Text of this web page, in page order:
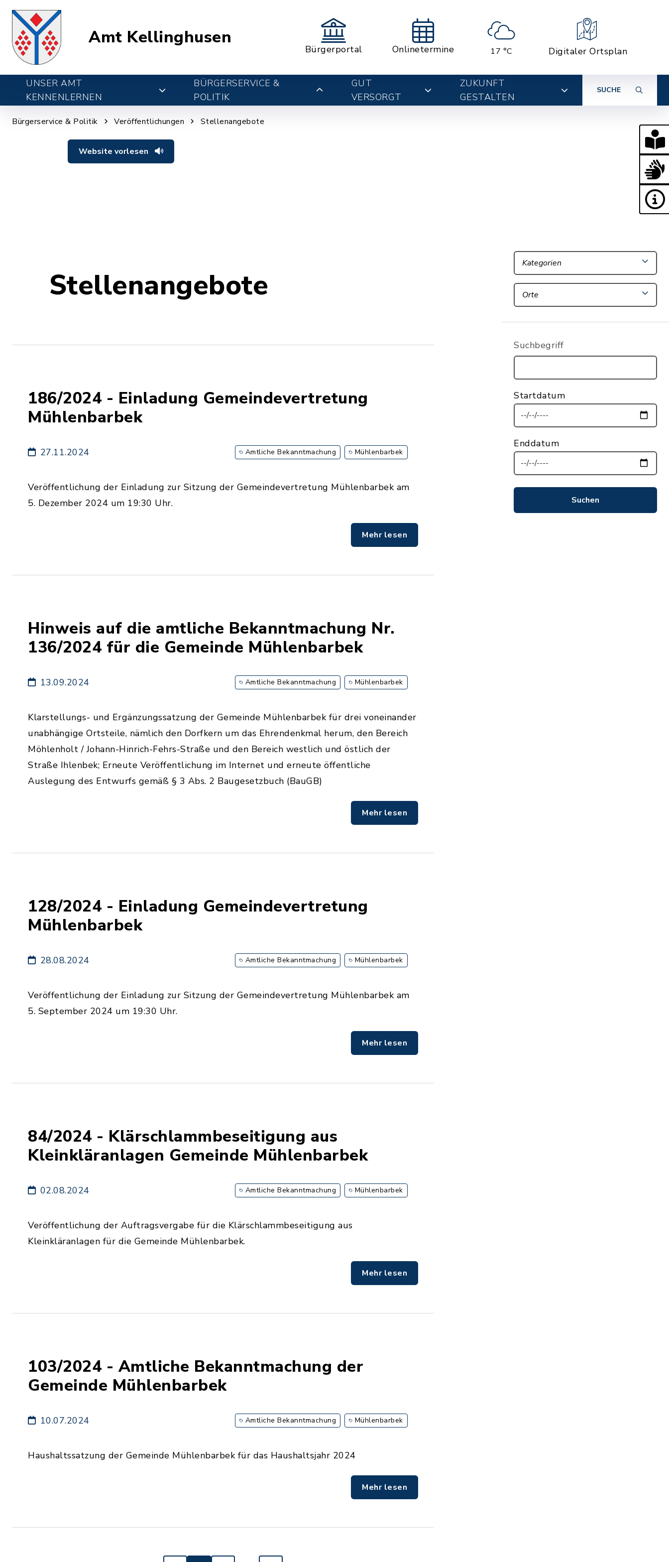
Amt Kellinghusen
Bürgerportal Onlinetermine 17 °C Digitaler Ortsplan
UNSER AMT
KENNENLERNEN
BÜRGERSERVICE &
POLITIK
GUT
VERSORGT
ZUKUNFT
GESTALTEN
SUCHE
Bürgerservice & Politik Veröffentlichungen Stellenangebote
Website vorlesen
Stellenangebote
186/2024 - Einladung Gemeindevertretung
Mühlenbarbek
27.11.2024 Amtliche Bekanntmachung Mühlenbarbek
Veröffentlichung der Einladung zur Sitzung der Gemeindevertretung Mühlenbarbek am
5. Dezember 2024 um 19:30 Uhr.
Mehr lesen
Hinweis auf die amtliche Bekanntmachung Nr.
136/2024 für die Gemeinde Mühlenbarbek
13.09.2024 Amtliche Bekanntmachung Mühlenbarbek
Klarstellungs- und Ergänzungssatzung der Gemeinde Mühlenbarbek für drei voneinander
unabhängige Ortsteile, nämlich den Dorfkern um das Ehrendenkmal herum, den Bereich
Möhlenholt / Johann-Hinrich-Fehrs-Straße und den Bereich westlich und östlich der
Straße Ihlenbek; Erneute Veröffentlichung im Internet und erneute öffentliche
Auslegung des Entwurfs gemäß § 3 Abs. 2 Baugesetzbuch (BauGB)
Mehr lesen
128/2024 - Einladung Gemeindevertretung
Mühlenbarbek
28.08.2024 Amtliche Bekanntmachung Mühlenbarbek
Veröffentlichung der Einladung zur Sitzung der Gemeindevertretung Mühlenbarbek am
5. September 2024 um 19:30 Uhr.
Mehr lesen
84/2024 - Klärschlammbeseitigung aus
Kleinkläranlagen Gemeinde Mühlenbarbek
02.08.2024 Amtliche Bekanntmachung Mühlenbarbek
Veröffentlichung der Auftragsvergabe für die Klärschlammbeseitigung aus
Kleinkläranlagen für die Gemeinde Mühlenbarbek.
Mehr lesen
103/2024 - Amtliche Bekanntmachung der
Gemeinde Mühlenbarbek
10.07.2024 Amtliche Bekanntmachung Mühlenbarbek
Haushaltssatzung der Gemeinde Mühlenbarbek für das Haushaltsjahr 2024
Mehr lesen
Kategorien
Orte
Suchbegriff
Startdatum
Enddatum